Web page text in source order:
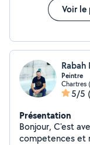
Voir le
Rabah
Peintre
Chartres
5/5
Présentation
Bonjour, C'est avec plaisir que je vous propose mes
competences et